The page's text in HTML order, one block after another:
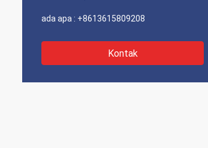
ada apa : +8613615809208
Kontak